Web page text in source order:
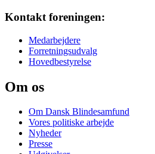
Kontakt foreningen:
Medarbejdere
Forretningsudvalg
Hovedbestyrelse
Om os
Om Dansk Blindesamfund
Vores politiske arbejde
Nyheder
Presse